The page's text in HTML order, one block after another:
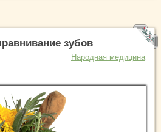
зубов
Народная медицина